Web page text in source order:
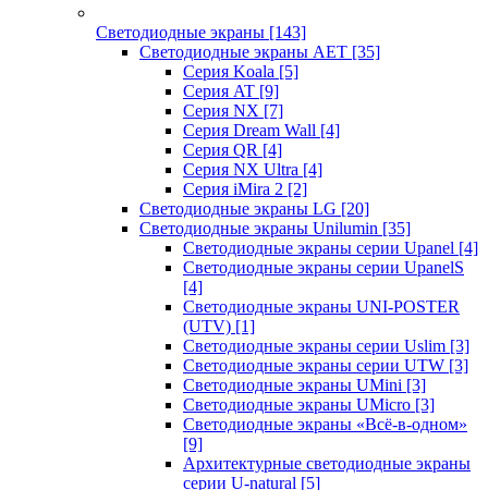
Светодиодные экраны [143]
Светодиодные экраны AET [35]
Cерия Koala [5]
Серия AT [9]
Серия NX [7]
Серия Dream Wall [4]
Серия QR [4]
Серия NX Ultra [4]
Серия iMira 2 [2]
Светодиодные экраны LG [20]
Светодиодные экраны Unilumin [35]
Светодиодные экраны серии Upanel [4]
Светодиодные экраны серии UpanelS
[4]
Светодиодные экраны UNI-POSTER
(UTV) [1]
Светодиодные экраны серии Uslim [3]
Светодиодные экраны серии UTW [3]
Светодиодные экраны UMini [3]
Светодиодные экраны UMicro [3]
Светодиодные экраны «Всё-в-одном»
[9]
Архитектурные светодиодные экраны
серии U-natural [5]